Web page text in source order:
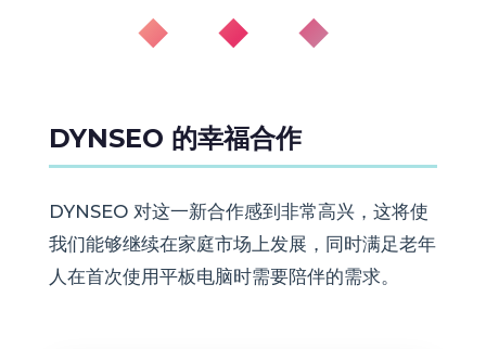
◆ ◆ ◆
DYNSEO 的幸福合作
DYNSEO 对这一新合作感到非常高兴，这将使
我们能够继续在家庭市场上发展，同时满足老年
人在首次使用平板电脑时需要陪伴的需求。